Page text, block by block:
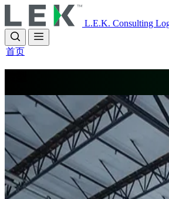
to
main
content
L.E.K. Consulting
首页